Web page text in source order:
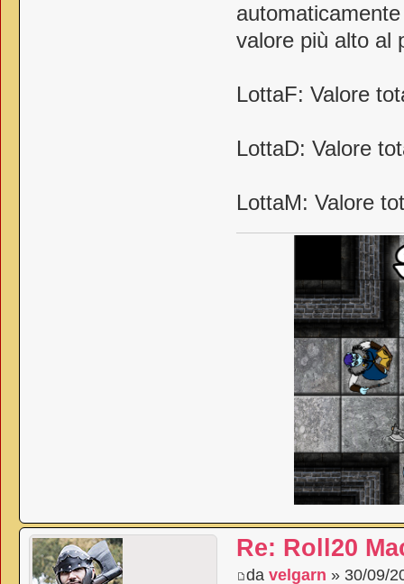
valore più alto al
LottaF: Valore
LottaD: Valore
LottaM: Valore
Re: Roll20
da velgarn » 30/09/